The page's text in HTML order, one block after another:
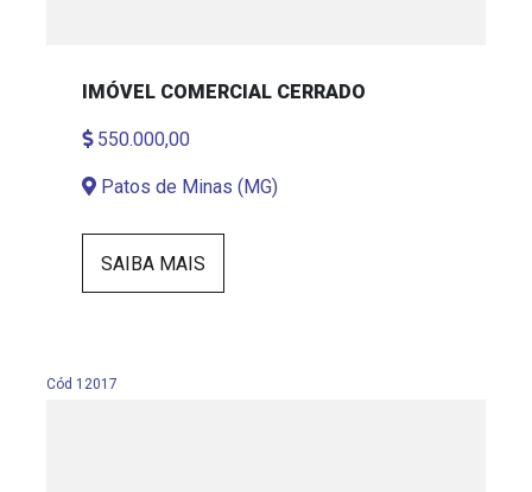
IMÓVEL COMERCIAL CERRADO
550.000,00
Patos de Minas (MG)
SAIBA MAIS
Cód 12017